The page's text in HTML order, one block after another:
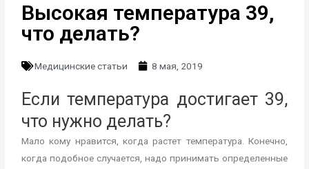
Высокая температура 39,
что делать?
Медицинские статьи 8 мая, 2019
Если температура достигает 39,
что нужно делать?
Мало кому нравится, когда растет температура. Конечно,
когда подобное случается, надо принимать определенные